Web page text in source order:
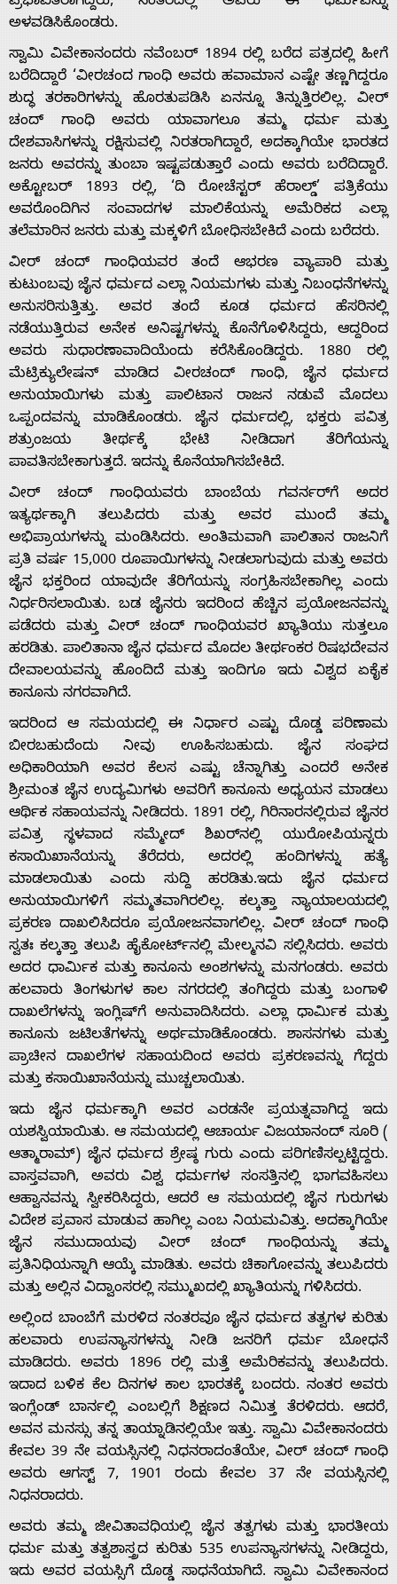
ಅಳವಡಿಸಿಕೊಂಡರು.
ಸ್ವಾಮಿ ವಿವೇಕಾನಂದರು ನವೆಂಬರ್ 1894 ರಲ್ಲಿ ಬರೆದ ಪತ್ರದಲ್ಲಿ ಹೀಗೆ
ಬರೆದಿದ್ದಾರೆ ‘ವೀರಚಂದ ಗಾಂಧಿ ಅವರು ಹವಾಮಾನ ಎಷ್ಟೇ ತಣ್ಣಗಿದ್ದರೂ
ಶುದ್ಧ ತರಕಾರಿಗಳನ್ನು ಹೊರತುಪಡಿಸಿ ಏನನ್ನೂ ತಿನ್ನುತ್ತಿರಲಿಲ್ಲ. ವೀರ್
ಚಂದ್ ಗಾಂಧಿ ಅವರು ಯಾವಾಗಲೂ ತಮ್ಮ ಧರ್ಮ ಮತ್ತು
ದೇಶವಾಸಿಗಳನ್ನು ರಕ್ಷಿಸುವಲ್ಲಿ ನಿರತರಾಗಿದ್ದಾರೆ, ಅದಕ್ಕಾಗಿಯೇ ಭಾರತದ
ಜನರು ಅವರನ್ನು ತುಂಬಾ ಇಷ್ಟಪಡುತ್ತಾರೆ ಎಂದು ಅವರು ಬರೆದಿದ್ದಾರೆ.
ಅಕ್ಟೋಬರ್ 1893 ರಲ್ಲಿ, ‘ದಿ ರೋಚೆಸ್ಟರ್ ಹೆರಾಲ್ಡ್’ ಪತ್ರಿಕೆಯು
ಅವರೊಂದಿಗಿನ ಸಂವಾದಗಳ ಮಾಲಿಕೆಯನ್ನು ಅಮೆರಿಕದ ಎಲ್ಲಾ
ತಲೆಮಾರಿನ ಜನರು ಮತ್ತು ಮಕ್ಕಳಿಗೆ ಬೋಧಿಸಬೇಕಿದೆ ಎಂದು ಬರೆದರು.
ವೀರ್ ಚಂದ್ ಗಾಂಧಿಯವರ ತಂದೆ ಆಭರಣ ವ್ಯಾಪಾರಿ ಮತ್ತು
ಕುಟುಂಬವು ಜೈನ ಧರ್ಮದ ಎಲ್ಲಾ ನಿಯಮಗಳು ಮತ್ತು ನಿಬಂಧನೆಗಳನ್ನು
ಅನುಸರಿಸುತ್ತಿತ್ತು. ಅವರ ತಂದೆ ಕೂಡ ಧರ್ಮದ ಹೆಸರಿನಲ್ಲಿ
ನಡೆಯುತ್ತಿರುವ ಅನೇಕ ಅನಿಷ್ಟಗಳನ್ನು ಕೊನೆಗೊಳಿಸಿದ್ದರು, ಆದ್ದರಿಂದ
ಅವರು ಸುಧಾರಣಾವಾದಿಯೆಂದು ಕರೆಸಿಕೊಂಡಿದ್ದರು. 1880 ರಲ್ಲಿ
ಮೆಟ್ರಿಕ್ಯುಲೇಷನ್ ಮಾಡಿದ ವೀರಚಂದ್ ಗಾಂಧಿ, ಜೈನ ಧರ್ಮದ
ಅನುಯಾಯಿಗಳು ಮತ್ತು ಪಾಲಿಟಾನ ರಾಜನ ನಡುವೆ ಮೊದಲು
ಒಪ್ಪಂದವನ್ನು ಮಾಡಿಕೊಂಡರು. ಜೈನ ಧರ್ಮದಲ್ಲಿ, ಭಕ್ತರು ಪವಿತ್ರ
ಶತ್ರುಂಜಯ ತೀರ್ಥಕ್ಕೆ ಭೇಟಿ ನೀಡಿದಾಗ ತೆರಿಗೆಯನ್ನು
ಪಾವತಿಸಬೇಕಾಗುತ್ತದೆ. ಇದನ್ನು ಕೊನೆಯಾಗಿಸಬೇಕಿದೆ.
ವೀರ್ ಚಂದ್ ಗಾಂಧಿಯವರು ಬಾಂಬೆಯ ಗವರ್ನರ್‌ಗೆ ಅದರ
ಇತ್ಯರ್ಥಕ್ಕಾಗಿ ತಲುಪಿದರು ಮತ್ತು ಅವರ ಮುಂದೆ ತಮ್ಮ
ಅಭಿಪ್ರಾಯಗಳನ್ನು ಮಂಡಿಸಿದರು. ಅಂತಿಮವಾಗಿ ಪಾಲಿತಾನ ರಾಜನಿಗೆ
ಪ್ರತಿ ವರ್ಷ 15,000 ರೂಪಾಯಿಗಳನ್ನು ನೀಡಲಾಗುವುದು ಮತ್ತು ಅವರು
ಜೈನ ಭಕ್ತರಿಂದ ಯಾವುದೇ ತೆರಿಗೆಯನ್ನು ಸಂಗ್ರಹಿಸಬೇಕಾಗಿಲ್ಲ ಎಂದು
ನಿರ್ಧರಿಸಲಾಯಿತು. ಬಡ ಜೈನರು ಇದರಿಂದ ಹೆಚ್ಚಿನ ಪ್ರಯೋಜನವನ್ನು
ಪಡೆದರು ಮತ್ತು ವೀರ್ ಚಂದ್ ಗಾಂಧಿಯವರ ಖ್ಯಾತಿಯು ಸುತ್ತಲೂ
ಹರಡಿತು. ಪಾಲಿತಾನಾ ಜೈನ ಧರ್ಮದ ಮೊದಲ ತೀರ್ಥಂಕರ ರಿಷಭದೇವನ
ದೇವಾಲಯವನ್ನು ಹೊಂದಿದೆ ಮತ್ತು ಇಂದಿಗೂ ಇದು ವಿಶ್ವದ ಏಕೈಕ
ಕಾನೂನು ನಗರವಾಗಿದೆ.
ಇದರಿಂದ ಆ ಸಮಯದಲ್ಲಿ ಈ ನಿರ್ಧಾರ ಎಷ್ಟು ದೊಡ್ಡ ಪರಿಣಾಮ
ಬೀರಬಹುದೆಂದು ನೀವು ಊಹಿಸಬಹುದು. ಜೈನ ಸಂಘದ
ಅಧಿಕಾರಿಯಾಗಿ ಅವರ ಕೆಲಸ ಎಷ್ಟು ಚೆನ್ನಾಗಿತ್ತು ಎಂದರೆ ಅನೇಕ
ಶ್ರೀಮಂತ ಜೈನ ಉದ್ಯಮಿಗಳು ಅವರಿಗೆ ಕಾನೂನು ಅಧ್ಯಯನ ಮಾಡಲು
ಆರ್ಥಿಕ ಸಹಾಯವನ್ನು ನೀಡಿದರು. 1891 ರಲ್ಲಿ, ಗಿರಿನಾರನಲ್ಲಿರುವ ಜೈನರ
ಪವಿತ್ರ ಸ್ಥಳವಾದ ಸಮ್ಮೇದ್ ಶಿಖರ್‌ನಲ್ಲಿ ಯುರೋಪಿಯನ್ನರು
ಕಸಾಯಿಖಾನೆಯನ್ನು ತೆರೆದರು, ಅದರಲ್ಲಿ ಹಂದಿಗಳನ್ನು ಹತ್ಯೆ
ಮಾಡಲಾಯಿತು ಎಂದು ಸುದ್ದಿ ಹರಡಿತು.ಇದು ಜೈನ ಧರ್ಮದ
ಅನುಯಾಯಿಗಳಿಗೆ ಸಮ್ಮತವಾಗಿರಲಿಲ್ಲ. ಕಲ್ಕತ್ತಾ ನ್ಯಾಯಾಲಯದಲ್ಲಿ
ಪ್ರಕರಣ ದಾಖಲಿಸಿದರೂ ಪ್ರಯೋಜನವಾಗಲಿಲ್ಲ. ವೀರ್ ಚಂದ್ ಗಾಂಧಿ
ಸ್ವತಃ ಕಲ್ಕತ್ತಾ ತಲುಪಿ ಹೈಕೋರ್ಟ್‌ನಲ್ಲಿ ಮೇಲ್ಮನವಿ ಸಲ್ಲಿಸಿದರು. ಅವರು
ಅದರ ಧಾರ್ಮಿಕ ಮತ್ತು ಕಾನೂನು ಅಂಶಗಳನ್ನು ಮನಗಂಡರು. ಅವರು
ಹಲವಾರು ತಿಂಗಳುಗಳ ಕಾಲ ನಗರದಲ್ಲಿ ತಂಗಿದ್ದರು ಮತ್ತು ಬಂಗಾಳಿ
ದಾಖಲೆಗಳನ್ನು ಇಂಗ್ಲಿಷ್‌ಗೆ ಅನುವಾದಿಸಿದರು. ಎಲ್ಲಾ ಧಾರ್ಮಿಕ ಮತ್ತು
ಕಾನೂನು ಜಟಿಲತೆಗಳನ್ನು ಅರ್ಥಮಾಡಿಕೊಂಡರು. ಶಾಸನಗಳು ಮತ್ತು
ಪ್ರಾಚೀನ ದಾಖಲೆಗಳ ಸಹಾಯದಿಂದ ಅವರು ಪ್ರಕರಣವನ್ನು ಗೆದ್ದರು
ಮತ್ತು ಕಸಾಯಿಖಾನೆಯನ್ನು ಮುಚ್ಚಲಾಯಿತು.
ಇದು ಜೈನ ಧರ್ಮಕ್ಕಾಗಿ ಅವರ ಎರಡನೇ ಪ್ರಯತ್ನವಾಗಿದ್ದ ಇದು
ಯಶಸ್ವಿಯಾಯಿತು. ಆ ಸಮಯದಲ್ಲಿ ಆಚಾರ್ಯ ವಿಜಯಾನಂದ್ ಸೂರಿ (
ಆತ್ಮಾರಾಮ್) ಜೈನ ಧರ್ಮದ ಶ್ರೇಷ್ಠ ಗುರು ಎಂದು ಪರಿಗಣಿಸಲ್ಪಟ್ಟಿದ್ದರು.
ವಾಸ್ತವವಾಗಿ, ಅವರು ವಿಶ್ವ ಧರ್ಮಗಳ ಸಂಸತ್ತಿನಲ್ಲಿ ಭಾಗವಹಿಸಲು
ಆಹ್ವಾನವನ್ನು ಸ್ವೀಕರಿಸಿದ್ದರು, ಆದರೆ ಆ ಸಮಯದಲ್ಲಿ ಜೈನ ಗುರುಗಳು
ವಿದೇಶ ಪ್ರವಾಸ ಮಾಡುವ ಹಾಗಿಲ್ಲ ಎಂಬ ನಿಯಮವಿತ್ತು. ಅದಕ್ಕಾಗಿಯೇ
ಜೈನ ಸಮುದಾಯವು ವೀರ್ ಚಂದ್ ಗಾಂಧಿಯನ್ನು ತಮ್ಮ
ಪ್ರತಿನಿಧಿಯನ್ನಾಗಿ ಆಯ್ಕೆ ಮಾಡಿತು. ಅವರು ಚಿಕಾಗೋವನ್ನು ತಲುಪಿದರು
ಮತ್ತು ಅಲ್ಲಿನ ವಿದ್ವಾಂಸರಲ್ಲಿ ಸಮ್ಮುಖದಲ್ಲಿ ಖ್ಯಾತಿಯನ್ನು ಗಳಿಸಿದರು.
ಅಲ್ಲಿಂದ ಬಾಂಬೆಗೆ ಮರಳಿದ ನಂತರವೂ ಜೈನ ಧರ್ಮದ ತತ್ವಗಳ ಕುರಿತು
ಹಲವಾರು ಉಪನ್ಯಾಸಗಳನ್ನು ನೀಡಿ ಜನರಿಗೆ ಧರ್ಮ ಬೋಧನೆ
ಮಾಡಿದರು. ಅವರು 1896 ರಲ್ಲಿ ಮತ್ತೆ ಅಮೆರಿಕವನ್ನು ತಲುಪಿದರು.
ಇದಾದ ಬಳಿಕ ಕೆಲ ದಿನಗಳ ಕಾಲ ಭಾರತಕ್ಕೆ ಬಂದರು. ನಂತರ ಅವರು
ಇಂಗ್ಲೆಂಡ್ ಬಾರ್ನಲ್ಲಿ ಎಂಬಲ್ಲಿಗೆ ಶಿಕ್ಷಣದ ನಿಮಿತ್ತ ತೆರಳಿದರು. ಆದರೆ,
ಅವನ ಮನಸ್ಸು ತನ್ನ ತಾಯ್ನಾಡಿನಲ್ಲಿಯೇ ಇತ್ತು. ಸ್ವಾಮಿ ವಿವೇಕಾನಂದರು
ಕೇವಲ 39 ನೇ ವಯಸ್ಸಿನಲ್ಲಿ ನಿಧನರಾದಂತೆಯೇ, ವೀರ್ ಚಂದ್ ಗಾಂಧಿ
ಅವರು ಆಗಸ್ಟ್ 7, 1901 ರಂದು ಕೇವಲ 37 ನೇ ವಯಸ್ಸಿನಲ್ಲಿ
ನಿಧನರಾದರು.
ಅವರು ತಮ್ಮ ಜೀವಿತಾವಧಿಯಲ್ಲಿ ಜೈನ ತತ್ವಗಳು ಮತ್ತು ಭಾರತೀಯ
ಧರ್ಮ ಮತ್ತು ತತ್ವಶಾಸ್ತ್ರದ ಕುರಿತು 535 ಉಪನ್ಯಾಸಗಳನ್ನು ನೀಡಿದ್ದರು,
ಇದು ಅವರ ವಯಸ್ಸಿಗೆ ದೊಡ್ಡ ಸಾಧನೆಯಾಗಿದೆ. ಸ್ವಾಮಿ ವಿವೇಕಾನಂದ